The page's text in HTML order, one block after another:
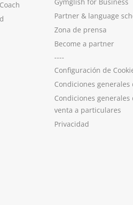
Partner & language
Zona de prensa
Become a partner
----
Configuración de
Condiciones generales
Condiciones generales
venta a particulares
Privacidad